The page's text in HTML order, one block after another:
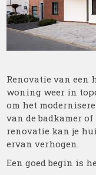
Renovatie van een
woning weer in
om het
van de badkamer
renovatie kan je
ervan verhogen.
Een goed begin is